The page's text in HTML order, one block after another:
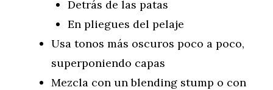
Detrás de las patas
En pliegues del pelaje
Usa tonos más oscuros poco a poco,
superponiendo capas
Mezcla con un blending stump o con